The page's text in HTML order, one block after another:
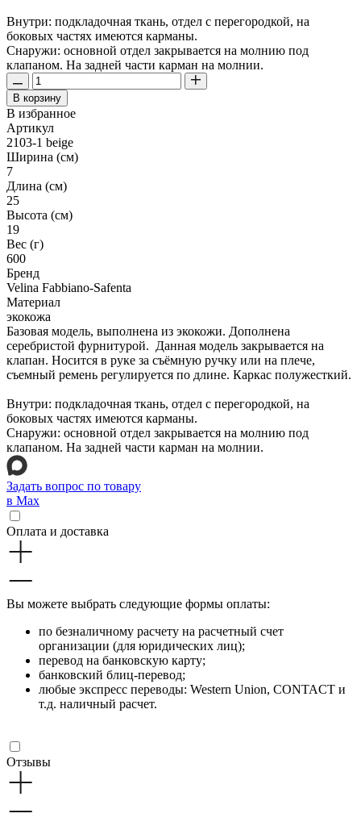
Внутри: подкладочная ткань, отдел с перегородкой, на
боковых частях имеются карманы.
Снаружи: основной отдел закрывается на молнию под
клапаном. На задней части карман на молнии.
В корзину
В избранное
Артикул
2103-1 beige
Ширина (см)
7
Длина (см)
25
Высота (см)
19
Вес (г)
600
Бренд
Velina Fabbiano-Safenta
Материал
экокожа
Базовая модель, выполнена из экокожи. Дополнена
серебристой фурнитурой. Данная модель закрывается на
клапан. Носится в руке за съёмную ручку или на плече,
съемный ремень регулируется по длине. Каркас полужесткий.
Внутри: подкладочная ткань, отдел с перегородкой, на
боковых частях имеются карманы.
Снаружи: основной отдел закрывается на молнию под
клапаном. На задней части карман на молнии.
Задать вопрос по товару
в Max
Оплата и доставка
Вы можете выбрать следующие формы оплаты:
по безналичному расчету на расчетный счет
организации (для юридических лиц);
перевод на банковскую карту;
банковский блиц-перевод;
любые экспресс переводы: Western Union, CONTACT и
т.д. наличный расчет.
Отзывы